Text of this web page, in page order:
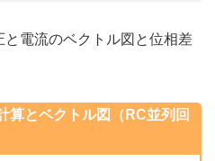
電流のベクトル図と位相差
算とベクトル図（RC並列回